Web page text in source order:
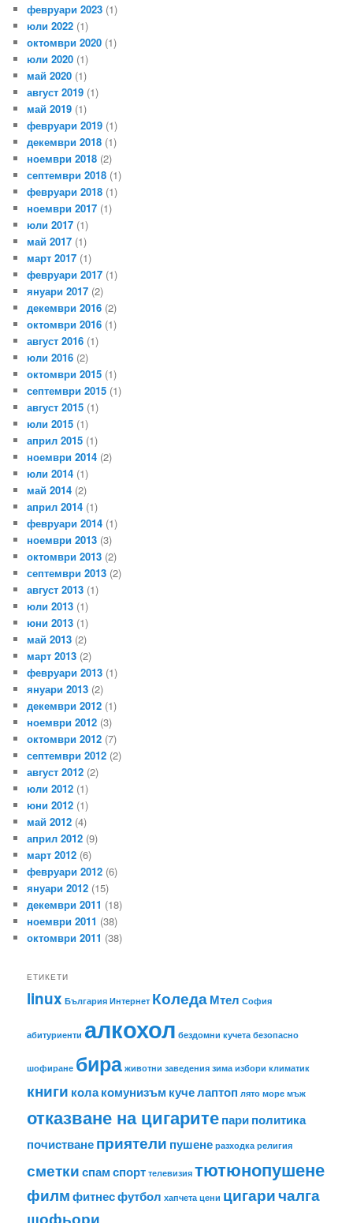
февруари 2023 (1)
юли 2022 (1)
октомври 2020 (1)
юли 2020 (1)
май 2020 (1)
август 2019 (1)
май 2019 (1)
февруари 2019 (1)
декември 2018 (1)
ноември 2018 (2)
септември 2018 (1)
февруари 2018 (1)
ноември 2017 (1)
юли 2017 (1)
май 2017 (1)
март 2017 (1)
февруари 2017 (1)
януари 2017 (2)
декември 2016 (2)
октомври 2016 (1)
август 2016 (1)
юли 2016 (2)
октомври 2015 (1)
септември 2015 (1)
август 2015 (1)
юли 2015 (1)
април 2015 (1)
ноември 2014 (2)
юли 2014 (1)
май 2014 (2)
април 2014 (1)
февруари 2014 (1)
ноември 2013 (3)
октомври 2013 (2)
септември 2013 (2)
август 2013 (1)
юли 2013 (1)
юни 2013 (1)
май 2013 (2)
март 2013 (2)
февруари 2013 (1)
януари 2013 (2)
декември 2012 (1)
ноември 2012 (3)
октомври 2012 (7)
септември 2012 (2)
август 2012 (2)
юли 2012 (1)
юни 2012 (1)
май 2012 (4)
април 2012 (9)
март 2012 (6)
февруари 2012 (6)
януари 2012 (15)
декември 2011 (18)
ноември 2011 (38)
октомври 2011 (38)
ЕТИКЕТИ
linux България Интернет КоледаМтел София
абитуриенти алкохол бездомни кучета безопасно
шофиране бира животни заведения зима избори климатик
книги колакомунизъм кучелаптоп лято море мъж
отказване на цигаритепариполитика
почистванеприятели пушене разходка религия
сметкиспамспорт телевизия тютюнопушене
филмфитнесфутбол хапчета цени цигаричалга